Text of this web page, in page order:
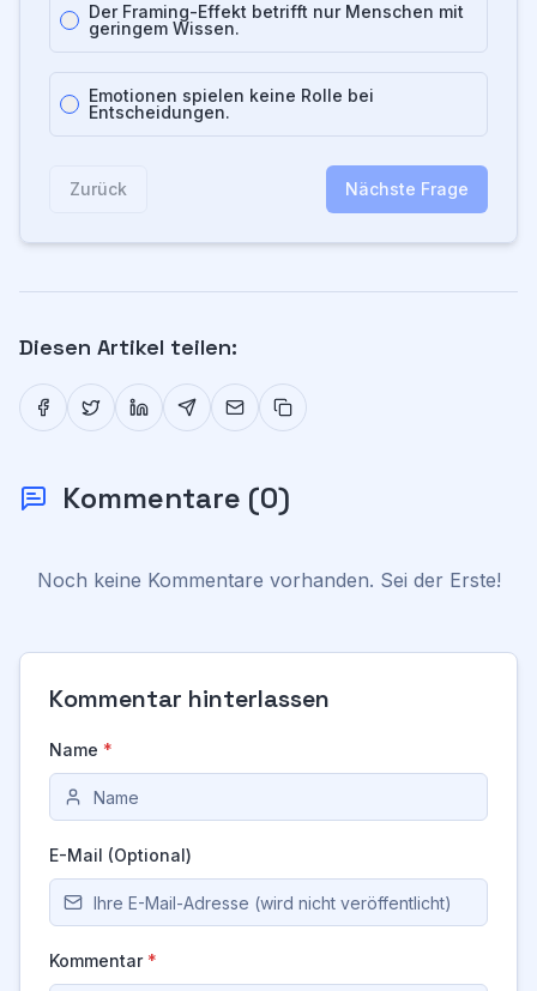
Der Framing-Effekt betrifft nur Menschen mit
geringem Wissen.
Emotionen spielen keine Rolle bei
Entscheidungen.
Zurück Nächste Frage
Diesen Artikel teilen:
Kommentare (0)
Noch keine Kommentare vorhanden. Sei der Erste!
Kommentar hinterlassen
Name *
E-Mail (Optional)
Kommentar *